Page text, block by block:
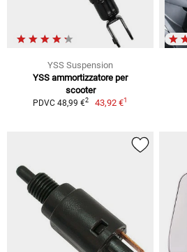
YSS Suspension
YSS ammortizzatore per
scooter
PDVC 48,99 €2 43,92 €1